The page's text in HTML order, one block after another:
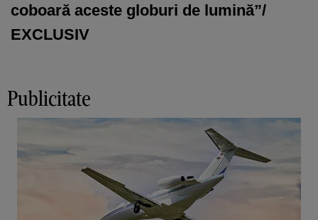
coboară aceste globuri de lumină”/
EXCLUSIV
Publicitate